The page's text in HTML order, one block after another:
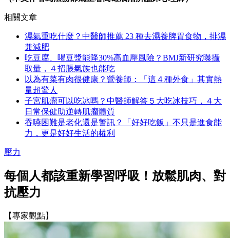
相關文章
濕氣重吃什麼？中醫師推薦 23 種去濕養脾胃食物，排濕
兼減肥
吃豆腐、喝豆漿能降30%高血壓風險？BMJ新研究曝攝
取量，４招脹氣族也能吃
以為有菜有肉很健康？營養師：「這４種外食」其實熱
量超驚人
子宮肌瘤可以吃冰嗎？中醫師解答５大吃冰技巧，４大
日常保健助逆轉肌瘤體質
吞嚥困難是老化還是警訊？「好好吃飯」不只是進食能
力，更是好好生活的權利
壓力
每個人都該重新學習呼吸！放鬆肌肉、對
抗壓力
【專家觀點】